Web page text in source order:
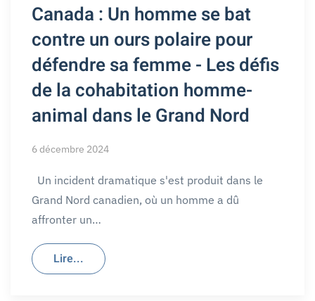
Canada : Un homme se bat
contre un ours polaire pour
défendre sa femme - Les défis
de la cohabitation homme-
animal dans le Grand Nord
6 décembre 2024
Un incident dramatique s'est produit dans le
Grand Nord canadien, où un homme a dû
affronter un…
Lire...